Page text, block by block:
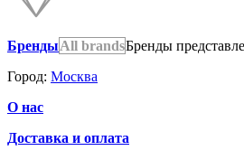
БрендыAll brandsБренды
Город: Москва
О нас
Доставка и оплата